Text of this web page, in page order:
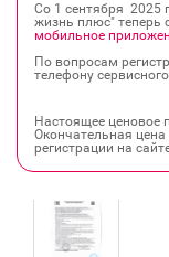
Со 1 сентября 2025
жизнь плюс" теперь
мобильное
По вопросам
телефону
Настоящее ценовое
Окончательная
регистрации на